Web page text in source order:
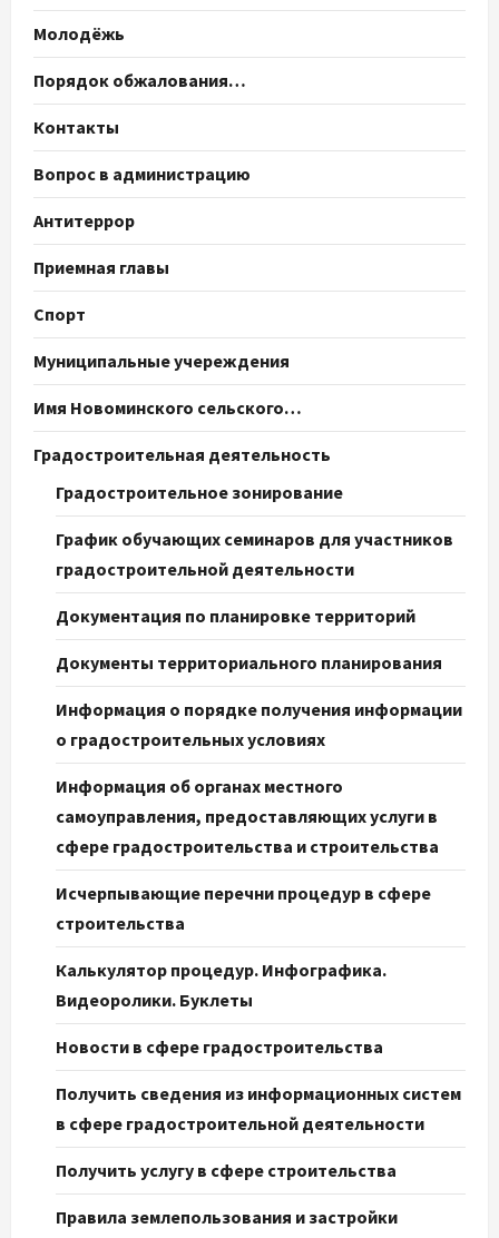
Молодёжь
Порядок обжалования…
Контакты
Вопрос в администрацию
Антитеррор
Приемная главы
Спорт
Муниципальные учереждения
Имя Новоминского сельского…
Градостроительная деятельность
Градостроительное зонирование
График обучающих семинаров для участников
градостроительной деятельности
Документация по планировке территорий
Документы территориального планирования
Информация о порядке получения информации
о градостроительных условиях
Информация об органах местного
самоуправления, предоставляющих услуги в
сфере градостроительства и строительства
Исчерпывающие перечни процедур в сфере
строительства
Калькулятор процедур. Инфографика.
Видеоролики. Буклеты
Новости в сфере градостроительства
Получить сведения из информационных систем
в сфере градостроительной деятельности
Получить услугу в сфере строительства
Правила землепользования и застройки